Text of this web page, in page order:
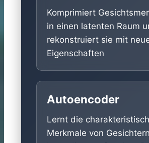
Komprimiert
in einen latenten Raum
rekonstruiert sie mit
Eigenschaften
Autoencoder
Lernt die
Merkmale von